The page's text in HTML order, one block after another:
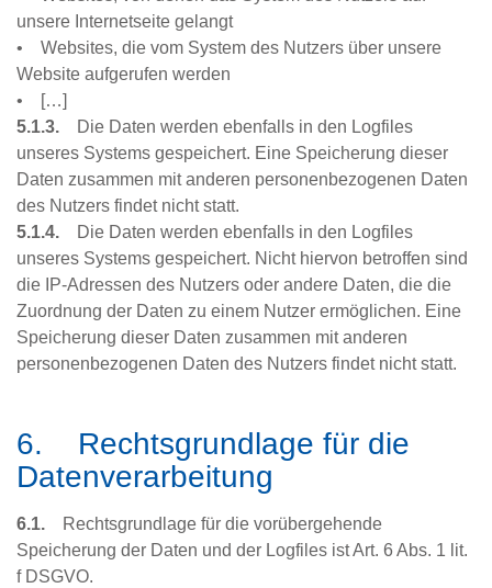
unsere Internetseite gelangt
• Websites, die vom System des Nutzers über unsere
Website aufgerufen werden
• […]
5.1.3.
Die Daten werden ebenfalls in den Logfiles
unseres Systems gespeichert. Eine Speicherung dieser
Daten zusammen mit anderen personenbezogenen Daten
des Nutzers findet nicht statt.
5.1.4. Die Daten werden ebenfalls in den Logfiles
unseres Systems gespeichert. Nicht hiervon betroffen sind
die IP-Adressen des Nutzers oder andere Daten, die die
Zuordnung der Daten zu einem Nutzer ermöglichen. Eine
Speicherung dieser Daten zusammen mit anderen
personenbezogenen Daten des Nutzers findet nicht statt.
6. Rechtsgrundlage für die
Datenverarbeitung
6.1. Rechtsgrundlage für die vorübergehende
Speicherung der Daten und der Logfiles ist Art. 6 Abs. 1 lit.
f DSGVO.